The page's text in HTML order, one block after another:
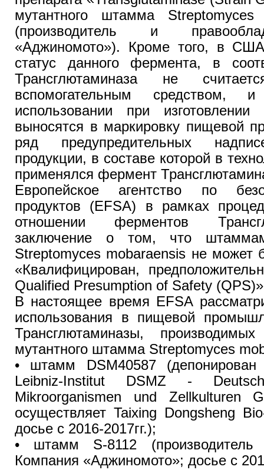
мутантного штамма Streptomyces
(производитель и
«Аджиномото»). Кроме того, в
статус данного фермента, в
Трансглютаминаза не
вспомогательным
использовании при
выносятся в маркировку пищевой
ряд предупредительных
продукции, в составе которой в
применялся фермент
Европейское агентство по
продуктов (EFSA) в рамках
отношении ферментов
заключение о том, что
Streptomyces mobaraensis не может
«Квалифицирован,
Qualified Presumption of Safety
В настоящее время EFSA
использования в пищевой
Трансглютаминазы,
мутантного штамма Streptomyces
• штамм DSM40587
Leibniz-Institut DSMZ -
Mikroorganismen und Zellkulturen
осуществляет Taixing Dongsheng
досье с 2016-2017гг.);
• штамм S-8112 (производитель
Компания «Аджиномото»; досье с